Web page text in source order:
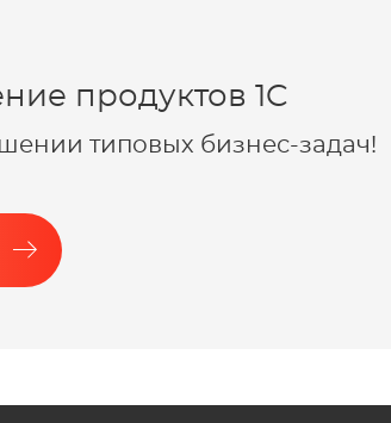
продуктов 1C
типовых бизнес-задач!